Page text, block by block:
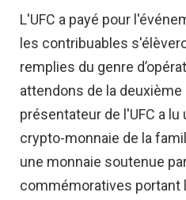
L'UFC a payé pour
les contribuables
remplies du genre
attendons de la
présentateur de l'UFC a
crypto-monnaie de la
une monnaie soutenue
commémoratives portant